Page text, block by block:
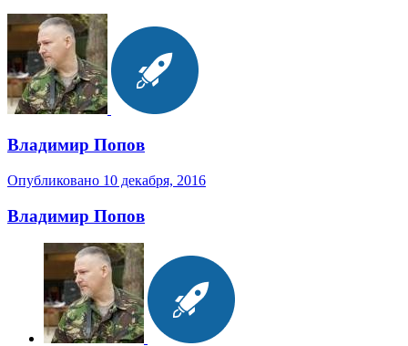
Владимир Попов
Опубликовано 10 декабря, 2016
Владимир Попов